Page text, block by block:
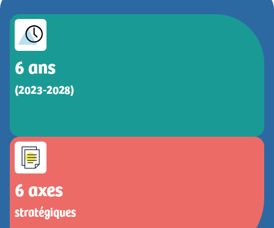
(2023-2028)
6 ans
stratégiques
6 axes